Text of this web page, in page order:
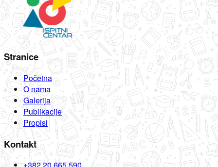
Stranice
Početna
O nama
Galerija
Publikacije
Propisi
Kontakt